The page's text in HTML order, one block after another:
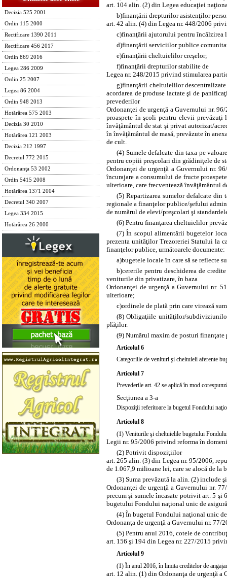
Decizia 525 2001
Ordin 115 2000
Rectificare 1390 2011
Rectificare 456 2017
Ordin 869 2016
Legea 286 2009
Ordin 25 2007
Legea 86 2004
Ordin 948 2013
Hotărârea 575 2003
Decizia 30 2010
Hotărârea 121 2003
Decizia 212 1997
Decretul 772 2015
Ordonanţa 53 2002
Ordin 5415 2008
Hotărârea 1371 2004
Decretul 340 2007
Legea 334 2015
Hotărârea 26 2000
art. 104 alin. (2) din Legea educaţiei
b)finanţării drepturilor asistenţilor
art. 42 alin. (4) din Legea nr. 448/2006
c)finanţării ajutorului pentru încălzirea
d)finanţării serviciilor publice
e)finanţării cheltuielilor creşelor;
f)finanţării drepturilor stabilite de
Legea nr. 248/2015 privind stimularea
g)finanţării cheltuielilor
acordarea de produse lactate şi de
prevederilor
Ordonanţei de urgenţă a Guvernului nr.
proaspete în şcoli pentru elevii prevăzuţi
învăţământul de stat şi privat autorizat/
în învăţământul de masă, prevăzute în
de cult.
(4) Sumele defalcate din taxa pe
pentru copiii preşcolari din grădiniţele de
Ordonanţei de urgenţă a Guvernului nr.
încurajare a consumului de fructe
ulterioare, care frecventează învăţământul
(5) Repartizarea sumelor defalcate
regionale a finanţelor publice/şefului
de numărul de elevi/preşcolari şi
(6) Pentru finanţarea cheltuielilor
(7) În scopul alimentării bugetelor
prezenta unităţilor Trezoreriei Statului la
finanţelor publice, următoarele documente:
a)bugetele locale în care să se reflecte
b)cererile pentru deschiderea de
veniturile din privatizare, în baza
Ordonanţei de urgenţă a Guvernului nr.
ulterioare;
c)ordinele de plată prin care virează
(8) Obligaţiile unităţilor/
plăţilor.
(9) Numărul maxim de posturi
Articolul 6
Categoriile de venituri şi cheltuieli aferente
Articolul 7
Prevederile art. 42 se aplică în mod
Secţiunea a 3-a
Dispoziţii referitoare la bugetul Fondului
Articolul 8
(1) Veniturile şi cheltuielile bugetului
Legii nr. 95/2006 privind reforma în
(2) Potrivit dispoziţiilor
art. 265 alin. (3) din Legea nr. 95/2006,
de 1.067,9 milioane lei, care se alocă de
(3) Suma prevăzută la alin. (2) include
Ordonanţei de urgenţă a Guvernului nr.
precum şi sumele încasate potrivit art. 5 şi
bugetului Fondului naţional unic de
(4) În bugetul Fondului naţional unic
Ordonanţa de urgenţă a Guvernului nr. 77/
(5) Pentru anul 2016, cotele de
art. 156 şi 194 din Legea nr. 227/2015
Articolul 9
(1) În anul 2016, în limita creditelor de
art. 12 alin. (1) din Ordonanţa de urgenţă